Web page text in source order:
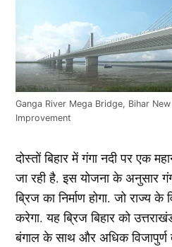
Ganga River Mega Bridge, Bihar
Improvement
दोस्तों बिहार में गंगा नदी पर एक
जा रही है. इस योजना के अनुसार
ब्रिज का निर्माण होगा. जो राज्य के
करेगा. यह ब्रिज बिहार को
बंगाल के साथ और अधिक विजापुर्ण